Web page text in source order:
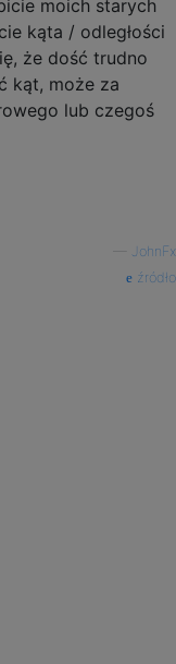
moich starych
kąta / odległości
że dość trudno
kąt, może za
lub czegoś
JohnFx
źródło